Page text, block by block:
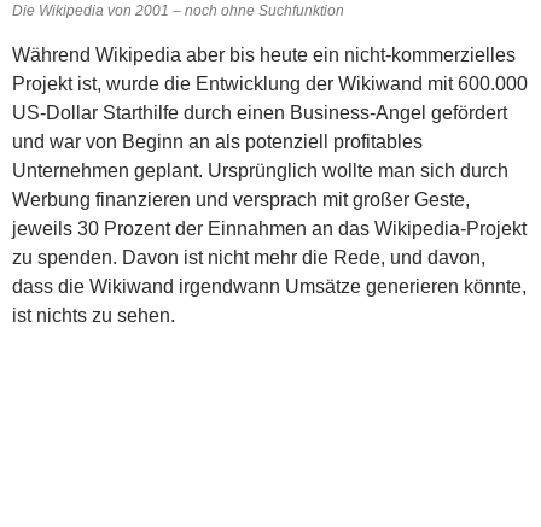
Die Wikipedia von 2001 – noch ohne Suchfunktion
Während Wikipedia aber bis heute ein nicht-kommerzielles
Projekt ist, wurde die Entwicklung der Wikiwand mit 600.000
US-Dollar Starthilfe durch einen Business-Angel gefördert
und war von Beginn an als potenziell profitables
Unternehmen geplant. Ursprünglich wollte man sich durch
Werbung finanzieren und versprach mit großer Geste,
jeweils 30 Prozent der Einnahmen an das Wikipedia-Projekt
zu spenden. Davon ist nicht mehr die Rede, und davon,
dass die Wikiwand irgendwann Umsätze generieren könnte,
ist nichts zu sehen.